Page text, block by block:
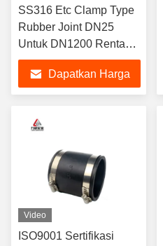
SS316 Etc Clamp Type
Rubber Joint DN25
Untuk DN1200 Rentang
suhu -30C Untuk 150C
Dapatkan Harga
Video
ISO9001 Sertifikasi